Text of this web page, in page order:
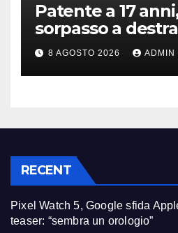
Patente a 17
sorpasso a
tutto, nuove
studio
8 AGOSTO 2026 ADMIN
RECENT
Pixel Watch 5, Google sfida
teaser: “sembra un orologio”